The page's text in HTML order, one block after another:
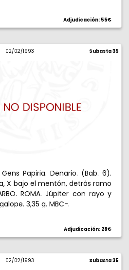
Adjudicación: 55€
02/02/1993 Subasta 35
Papiria. Denario. (Bab. 6).
X bajo el mentón, detrás ramo
ROMA. Júpiter con rayo y
3,35 g. MBC-.
Adjudicación: 28€
02/02/1993 Subasta 35